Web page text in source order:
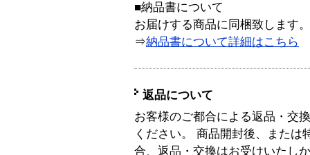
■納品書について
お届けする商品に同梱致します。
⇒納品書について詳細はこちら
返品について
お客様のご都合による返品・交
ください。 商品開封後、または
合、返品・交換はお受けいたし